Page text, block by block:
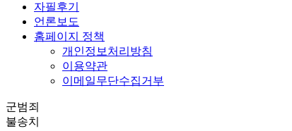
자필후기
언론보도
홈페이지 정책
개인정보처리방침
이용약관
이메일무단수집거부
군범죄
불송치